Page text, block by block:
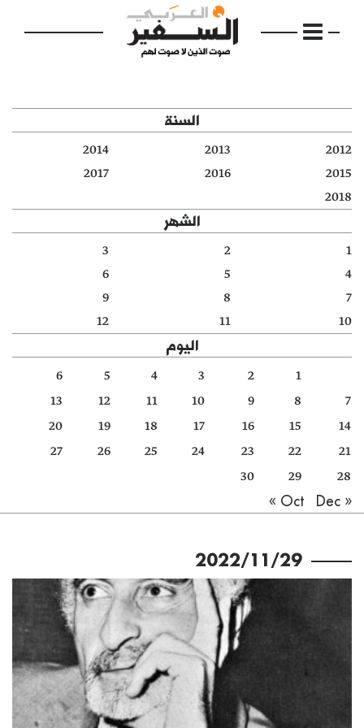
الرئيسية
مواضيع
دفاتر
الأرشيف
السنة
2012
2013
2014
2015
2016
2017
2018
الشهر
1
2
3
4
5
6
7
8
9
10
11
12
اليوم
1
2
3
4
5
6
7
8
9
10
11
12
13
14
15
16
17
18
19
20
21
22
23
24
25
26
27
28
29
30
« Oct
Dec »
2022/11/29